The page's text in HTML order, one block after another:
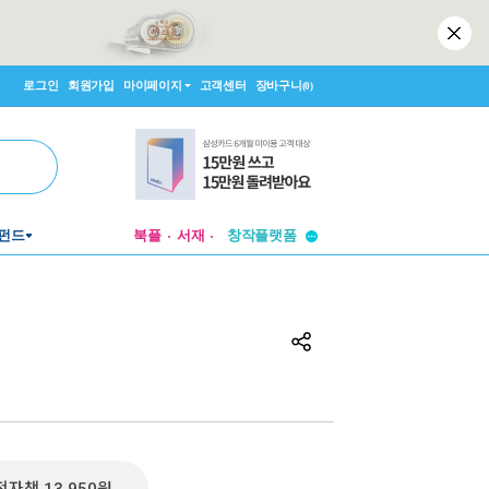
로그인 회원가입 마이페이지 고객센터 장바구니(0)
드 북플 서재
창작플랫폼